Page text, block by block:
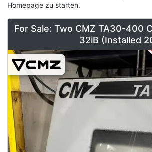
Homepage zu starten.
For Sale: Two CMZ TA30-400
32iB (Installed